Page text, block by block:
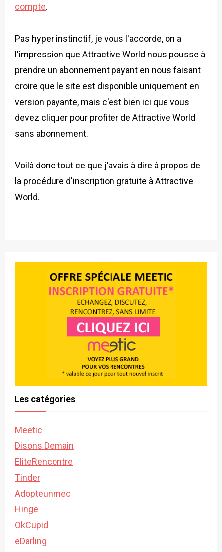
compte.
Pas hyper instinctif, je vous l'accorde, on a
l'impression que Attractive World nous pousse à
prendre un abonnement payant en nous faisant
croire que le site est disponible uniquement en
version payante, mais c'est bien ici que vous
devez cliquer pour profiter de Attractive World
sans abonnement.
Voilà donc tout ce que j'avais à dire à propos de
la procédure d'inscription gratuite à Attractive
World.
Les catégories
Meetic
Disons Demain
EliteRencontre
Tinder
Adopteunmec
Hinge
OkCupid
eDarling